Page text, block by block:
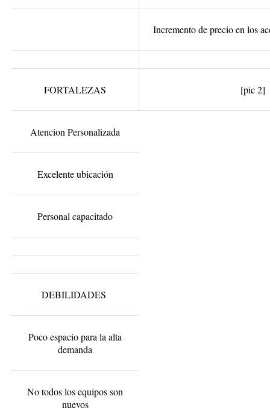
Incremento de precio en los
FORTALEZAS [pic 2]
Atencion Personalizada
Excelente ubicación
Personal capacitado
DEBILIDADES
Poco espacio para la alta
demanda
No todos los equipos son
nuevos